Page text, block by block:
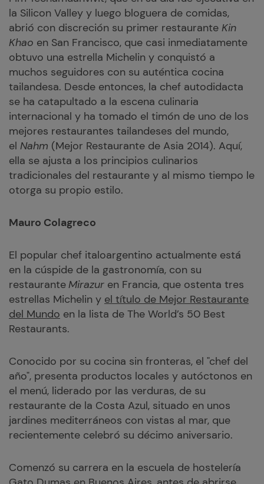
la Silicon Valley y luego bloguera de comidas,
abrió con discreción su primer restaurante Kin
Khao en San Francisco, que casi inmediatamente
obtuvo una estrella Michelin y conquistó a
muchos seguidores con su auténtica cocina
tailandesa. Desde entonces, la chef autodidacta
se ha catapultado a la escena culinaria
internacional y ha tomado el timón de uno de los
mejores restaurantes tailandeses del mundo,
el Nahm (Mejor Restaurante de Asia 2014). Aquí,
ella se ajusta a los principios culinarios
tradicionales del restaurante y al mismo tiempo le
otorga su propio estilo.
Mauro Colagreco
El popular chef italoargentino actualmente está
en la cúspide de la gastronomía, con su
restauranteMirazur en Francia, que ostenta tres
estrellas Michelin y el título de Mejor Restaurante
del Mundo en la lista de The World’s 50 Best
Restaurants.
Conocido por su cocina sin fronteras, el "chef del
año", presenta productos locales y autóctonos en
el menú, liderado por las verduras, de su
restaurante de la Costa Azul, situado en unos
jardines mediterráneos con vistas al mar, que
recientemente celebró su décimo aniversario.
Comenzó su carrera en la escuela de hostelería